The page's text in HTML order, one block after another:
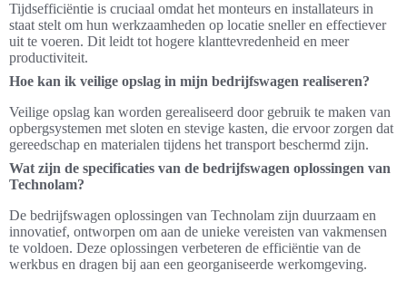
Tijdsefficiëntie is cruciaal omdat het monteurs en installateurs in
staat stelt om hun werkzaamheden op locatie sneller en effectiever
uit te voeren. Dit leidt tot hogere klanttevredenheid en meer
productiviteit.
Hoe kan ik veilige opslag in mijn bedrijfswagen realiseren?
Veilige opslag kan worden gerealiseerd door gebruik te maken van
opbergsystemen met sloten en stevige kasten, die ervoor zorgen dat
gereedschap en materialen tijdens het transport beschermd zijn.
Wat zijn de specificaties van de bedrijfswagen oplossingen van
Technolam?
De bedrijfswagen oplossingen van Technolam zijn duurzaam en
innovatief, ontworpen om aan de unieke vereisten van vakmensen
te voldoen. Deze oplossingen verbeteren de efficiëntie van de
werkbus en dragen bij aan een georganiseerde werkomgeving.